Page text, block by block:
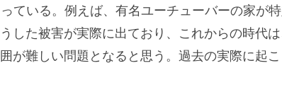
ている。例えば、有名ユーチューバーの家が
した被害が実際に出ており、これからの時代
が難しい問題となると思う。過去の実際に起